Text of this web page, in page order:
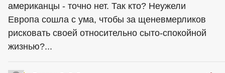
американцы - точно нет. Так кто? Неужели
Европа сошла с ума, чтобы за щеневмерликов
рисковать своей относительно сыто-спокойной
жизнью?...